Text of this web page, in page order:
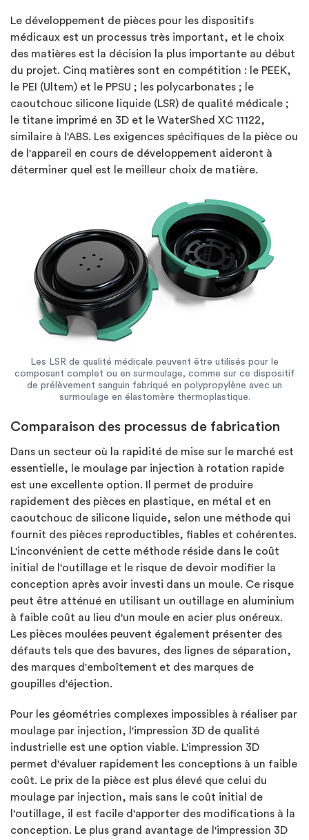
Le développement de pièces pour les dispositifs
médicaux est un processus très important, et le choix
des matières est la décision la plus importante au début
du projet. Cinq matières sont en compétition : le PEEK,
le PEI (Ultem) et le PPSU ; les polycarbonates ; le
caoutchouc silicone liquide (LSR) de qualité médicale ;
le titane imprimé en 3D et le WaterShed XC 11122,
similaire à l'ABS. Les exigences spécifiques de la pièce ou
de l'appareil en cours de développement aideront à
déterminer quel est le meilleur choix de matière.
Les LSR de qualité médicale peuvent être utilisés pour le
composant complet ou en surmoulage, comme sur ce dispositif
de prélèvement sanguin fabriqué en polypropylène avec un
surmoulage en élastomère thermoplastique.
Comparaison des processus de fabrication
Dans un secteur où la rapidité de mise sur le marché est
essentielle, le moulage par injection à rotation rapide
est une excellente option. Il permet de produire
rapidement des pièces en plastique, en métal et en
caoutchouc de silicone liquide, selon une méthode qui
fournit des pièces reproductibles, fiables et cohérentes.
L'inconvénient de cette méthode réside dans le coût
initial de l'outillage et le risque de devoir modifier la
conception après avoir investi dans un moule. Ce risque
peut être atténué en utilisant un outillage en aluminium
à faible coût au lieu d'un moule en acier plus onéreux.
Les pièces moulées peuvent également présenter des
défauts tels que des bavures, des lignes de séparation,
des marques d'emboîtement et des marques de
goupilles d'éjection.
Pour les géométries complexes impossibles à réaliser par
moulage par injection, l'impression 3D de qualité
industrielle est une option viable. L'impression 3D
permet d'évaluer rapidement les conceptions à un faible
coût. Le prix de la pièce est plus élevé que celui du
moulage par injection, mais sans le coût initial de
l'outillage, il est facile d'apporter des modifications à la
conception. Le plus grand avantage de l'impression 3D